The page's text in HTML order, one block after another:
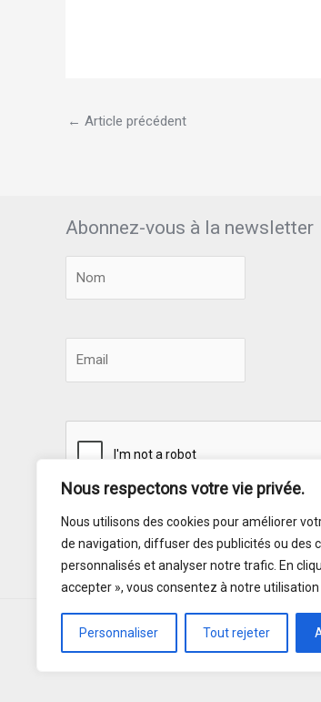
Nous respectons votre vie privée.
Nous utilisons des cookies pour améliorer
de navigation, diffuser des publicités ou des
personnalisés et analyser notre trafic. En
accepter », vous consentez à notre utilisation
Personnaliser Tout rejeter
← Article précédent
Abonnez-vous à la newsletter
Souscrire